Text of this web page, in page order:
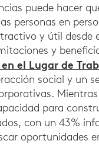
puede hacer
personas en
y útil desde
y
el Lugar de
social y un
para
con un 43%
oportunidades